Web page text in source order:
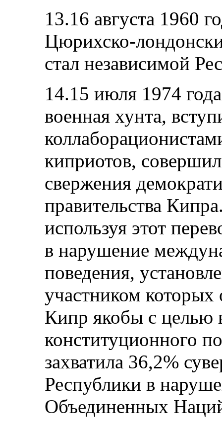
13.16 августа 1960
Цюрихско-
стал независимой
14.15 июля 1974
военная хунта,
киприотов,
свержения
правительства
используя этот
в нарушение
поведения,
участником которых
Кипр якобы с целью
конституционного
захватила 36,2%
Республики в
Объединенных